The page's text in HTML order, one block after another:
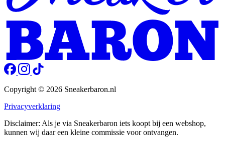
Copyright © 2026 Sneakerbaron.nl
Privacyverklaring
Disclaimer: Als je via Sneakerbaron iets koopt bij een webshop,
kunnen wij daar een kleine commissie voor ontvangen.